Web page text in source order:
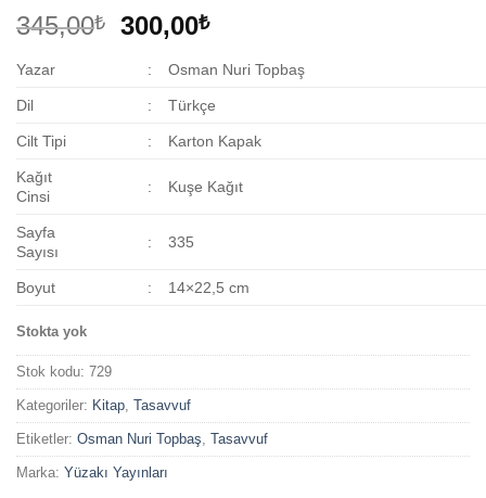
345,00₺
Orijinal
345,00₺.
300,00₺Şu
fiyat:
300,00₺.
Yazar : Osman Nuri Topbaş
Dil : Türkçe
Cilt Tipi : Karton Kapak
Kağıt
Cinsi
: Kuşe Kağıt
Sayfa
Sayısı
: 335
Boyut : 14×22,5 cm
Stokta yok
Stok kodu: 729
Kategoriler: Kitap, Tasavvuf
Etiketler: Osman Nuri Topbaş, Tasavvuf
Marka: Yüzakı Yayınları